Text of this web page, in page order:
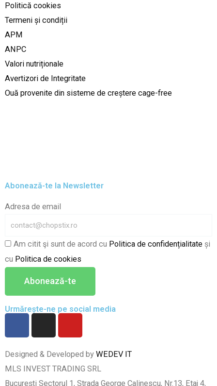
Politică cookies
Termeni și condiții
APM
ANPC
Valori nutriționale
Avertizori de Integritate
Ouă provenite din sisteme de creștere cage-free
Abonează-te la Newsletter
Adresa de email
Am citit şi sunt de acord cu Politica de confidențialitate și
cu Politica de cookies
Abonează-te
Urmărește-ne pe social media
e
b
o
t
a
g
t
u
b
Designed & Developed by WEDEV IT
MLS INVEST TRADING SRL
București Sectorul 1, Strada George Calinescu, Nr.13, Etaj 4,